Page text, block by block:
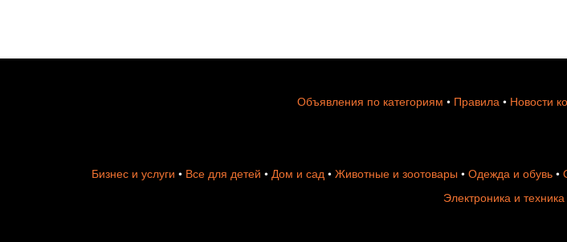
Объявления по категориям • Правила • Новости
Бизнес и услуги • Все для детей • Дом и сад • Животные и зоотовары • Одежда и обувь •
Электроника и техника